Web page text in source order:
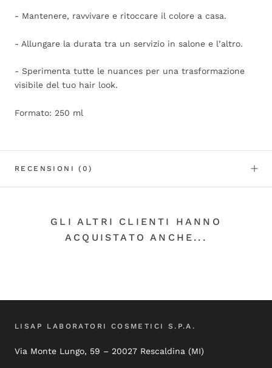
- Mantenere, ravvivare e ritoccare il colore a casa.
- Allungare la durata tra un servizio in salone e l’altro.
- Sperimenta tutte le nuances per una trasformazione
visibile del tuo hair look.
Formato: 250 ml
RECENSIONI(0)
GLI ALTRI CLIENTI HANNO
ACQUISTATO ANCHE...
LISAP LABORATORI COSMETICI S.P.A.
Via Monte Lungo, 59 – 20027 Rescaldina (MI)